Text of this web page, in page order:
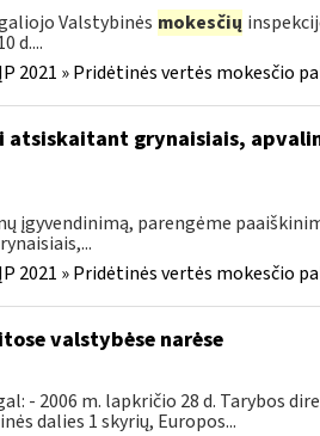
Valstybinės mokesčių
d....
2021 » Pridėtinės vertės mokesčio
atsiskaitant grynaisiais,
įgyvendinimą, parengėme
2021 » Pridėtinės vertės mokesčio
valstybėse narėse
- 2006 m. lapkričio 28 d. Tarybos
dalies 1 skyrių, Europos...